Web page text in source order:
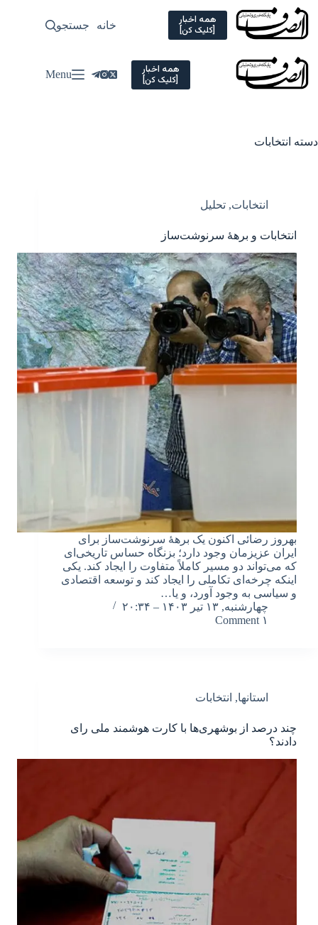
Skip
content
همه اخبار
[کلیک کن] خانه سیاسی
جستجو
همه اخبار
[کلیک کن] Menu
دسته انتخابات
انتخابات, تحلیل
انتخابات و برهۀ سرنوشت‌ساز
بهروز رضائی اکنون یک برهۀ سرنوشت‌ساز برای
ایران عزیزمان وجود دارد؛ بزنگاه حساس تاریخی‌ای
که می‌تواند دو مسیر کاملاً متفاوت را ایجاد کند. یکی
اینکه چرخه‌ای تکاملی را ایجاد کند و توسعه اقتصادی
و سیاسی به وجود آورد، و یا…
چهارشنبه, ۱۳ تیر ۱۴۰۳ – ۲۰:۳۴
۱ Comment
استانها, انتخابات
چند درصد از بوشهری‌ها با کارت هوشمند ملی رای
دادند؟